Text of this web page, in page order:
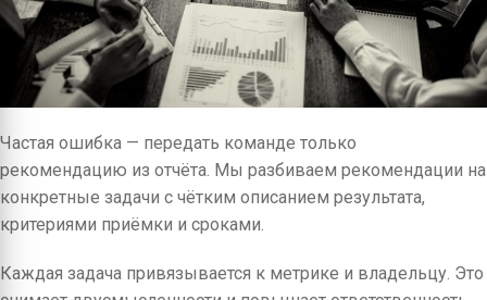
Частая ошибка — передать команде только
рекомендацию из отчёта. Мы разбиваем рекомендации на
конкретные задачи с чётким описанием результата,
критериями приёмки и сроками.
Каждая задача привязывается к метрике и владельцу. Это